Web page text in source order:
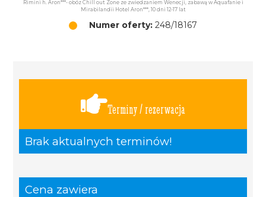
Rimini h. Aron***- obóz Chill out Zone ze zwiedzaniem Wenecji, zabawą w Aquafanie i
Mirabilandii Hotel Aron***, 10 dni 12-17 lat
Numer oferty: 248/18167
Terminy / rezerwacja
Brak aktualnych terminów!
Cena zawiera